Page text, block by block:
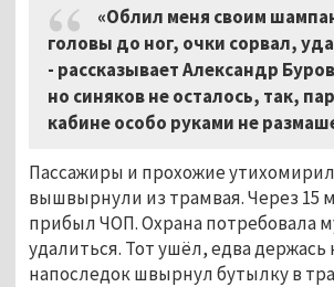
«Облил меня своим
головы до ног, очки сорвал,
- рассказывает Александр
но синяков не осталось, так,
кабине особо руками не
Пассажиры и прохожие
вышвырнули из трамвая. Через 15
прибыл ЧОП. Охрана потребовала
удалиться. Тот ушёл, едва держась
напоследок швырнул бутылку в